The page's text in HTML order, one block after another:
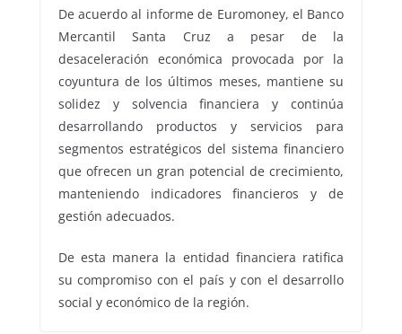
De acuerdo al informe de Euromoney, el Banco
Mercantil Santa Cruz a pesar de la
desaceleración económica provocada por la
coyuntura de los últimos meses, mantiene su
solidez y solvencia financiera y continúa
desarrollando productos y servicios para
segmentos estratégicos del sistema financiero
que ofrecen un gran potencial de crecimiento,
manteniendo indicadores financieros y de
gestión adecuados.
De esta manera la entidad financiera ratifica
su compromiso con el país y con el desarrollo
social y económico de la región.